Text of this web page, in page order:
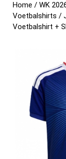
Home /WK
Voetbalshirts /
Voetbalshirt +